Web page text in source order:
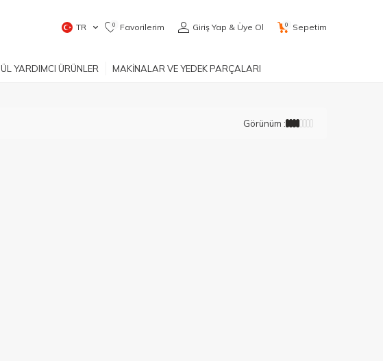
TR 0 Favorilerim Giriş Yap & Üye Ol 0 Sepetim
YARDIMCI ÜRÜNLER MAKİNALAR VE YEDEK PARÇALARI
Görünüm :